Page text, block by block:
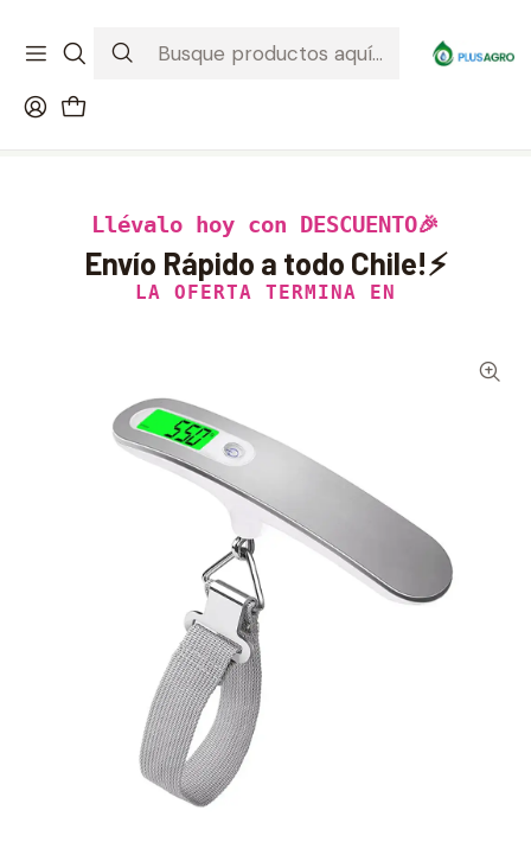
Ver condiciones de la promoción
Llévalo hoy con DESCUENTO🎉
Envío Rápido a todo Chile!⚡
LA OFERTA TERMINA EN